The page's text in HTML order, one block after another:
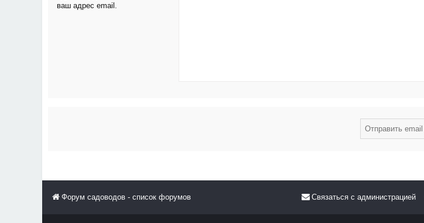
ваш адрес email.
Форум садоводов - список форумов Связаться с администрацией